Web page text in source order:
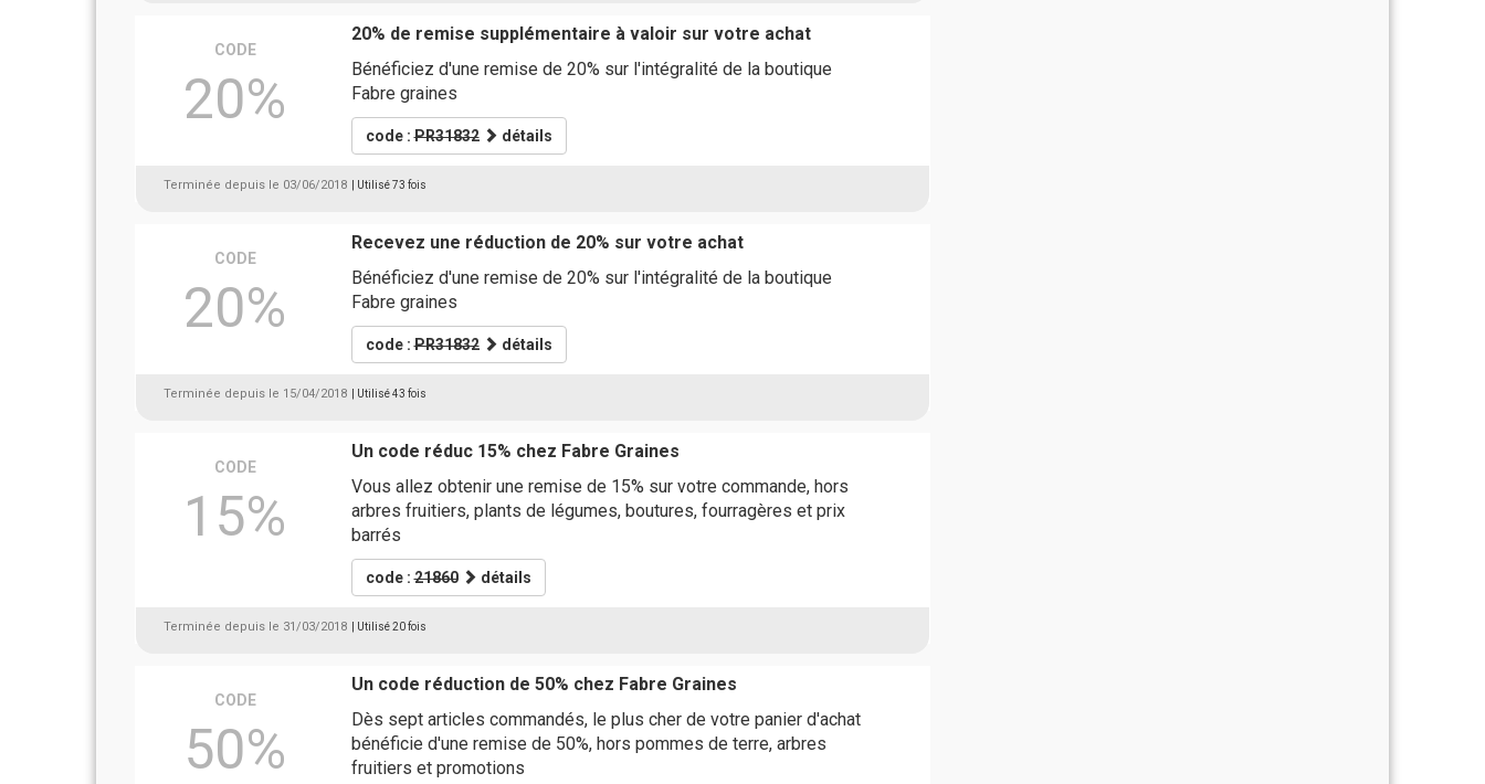
CODE
20%
20% de remise supplémentaire à valoir sur votre achat
Bénéficiez d'une remise de 20% sur l'intégralité de la boutique
Fabre graines
code :PR31832 détails
Terminée depuis le 03/06/2018 | Utilisé 73 fois
CODE
20%
Recevez une réduction de 20% sur votre achat
Bénéficiez d'une remise de 20% sur l'intégralité de la boutique
Fabre graines
code :PR31832 détails
Terminée depuis le 15/04/2018 | Utilisé 43 fois
CODE
15%
Un code réduc 15% chez Fabre Graines
Vous allez obtenir une remise de 15% sur votre commande, hors
arbres fruitiers, plants de légumes, boutures, fourragères et prix
barrés
code :21860 détails
Terminée depuis le 31/03/2018 | Utilisé 20 fois
CODE
50%
Un code réduction de 50% chez Fabre Graines
Dès sept articles commandés, le plus cher de votre panier d'achat
bénéficie d'une remise de 50%, hors pommes de terre, arbres
fruitiers et promotions